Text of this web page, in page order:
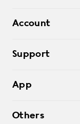
コンタクトレンズ
アクセサリー
オンラインショップ
Account
ログアウト
Support
よくあるご質問
お問い合わせ
App
Others